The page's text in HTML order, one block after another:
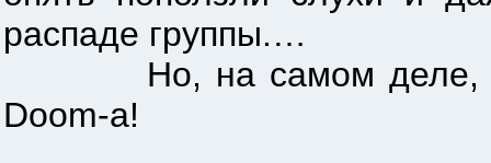
распаде группы.…
Но, на самом деле,
Doom-а!